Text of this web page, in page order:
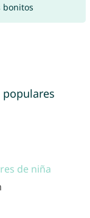
bonitos
de niña